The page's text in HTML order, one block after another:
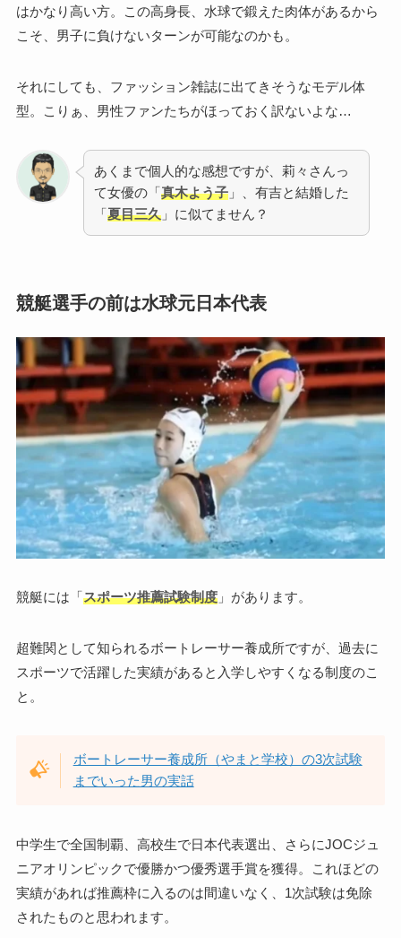
はかなり高い方。この高身長、水球で鍛えた肉体があるから
こそ、男子に負けないターンが可能なのかも。
それにしても、ファッション雑誌に出てきそうなモデル体
型。こりぁ、男性ファンたちがほっておく訳ないよな…
あくまで個人的な感想ですが、莉々さんっ
て女優の「真木よう子」、有吉と結婚した
「夏目三久」に似てません？
競艇選手の前は水球元日本代表
競艇には「スポーツ推薦試験制度」があります。
超難関として知られるボートレーサー養成所ですが、過去に
スポーツで活躍した実績があると入学しやすくなる制度のこ
と。
ボートレーサー養成所（やまと学校）の3次試験
までいった男の実話
中学生で全国制覇、高校生で日本代表選出、さらにJOCジュ
ニアオリンピックで優勝かつ優秀選手賞を獲得。これほどの
実績があれば推薦枠に入るのは間違いなく、1次試験は免除
されたものと思われます。